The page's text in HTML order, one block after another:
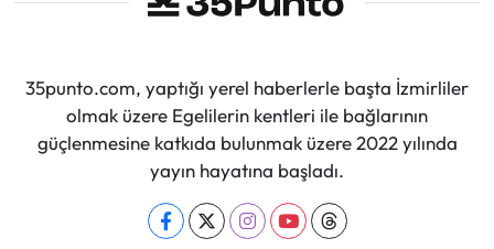
35punto.com, yaptığı yerel haberlerle başta İzmirliler
olmak üzere Egelilerin kentleri ile bağlarının
güçlenmesine katkıda bulunmak üzere 2022 yılında
yayın hayatına başladı.